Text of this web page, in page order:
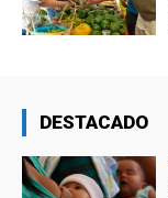
DESTACADO